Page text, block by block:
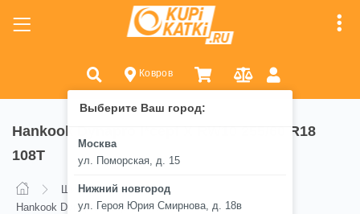
Ковров
Выберите Ваш город:
Москва
ул. Поморская, д. 15
Нижний новгород
ул. Героя Юрия Смирнова, д. 18в
Hankook Dynapro I*cept X RW10 255/60 R18
108T
Шины
Hankook
Hankook Dynapro I*cept X RW10